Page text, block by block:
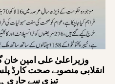
وزیراعلیٰ علی امین خان
انقلابی منصوبے صحت کارڈ
تیزی سے جاری